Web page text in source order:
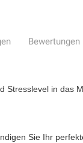
Bewertungen
Stresslevel in das
Sie Ihr